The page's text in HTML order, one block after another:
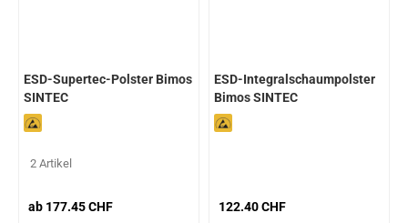
ESD-Supertec-Polster Bimos
SINTEC
2 Artikel
ab 177.45 CHF
ESD-Integralschaumpolster
Bimos SINTEC
122.40 CHF